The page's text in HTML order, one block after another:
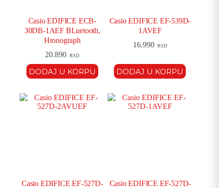
Casio EDIFICE ECB-
30DB-1AEF BLuetooth,
Hronograph
20.890 RSD
DODAJ U KORPU
Casio EDIFICE EF-539D-
1AVEF
16.990 RSD
DODAJ U KORPU
Casio EDIFICE EF-527D-
Casio EDIFICE EF-527D-